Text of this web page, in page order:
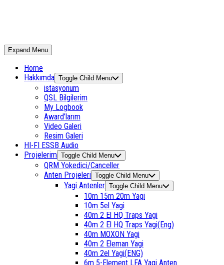
Expand Menu
Home
Hakkımda Toggle Child Menu
istasyonum
QSL Bilgilerim
My Logbook
Award’larım
Video Galeri
Resim Galeri
HI-FI ESSB Audio
Projelerim Toggle Child Menu
QRM Yokedici/Canceller
Anten Projeleri Toggle Child Menu
Yagi Antenler Toggle Child Menu
10m 15m 20m Yagi
10m 5el Yagi
40m 2 El HQ Traps Yagi
40m 2 El HQ Traps Yagi(Eng)
40m MOXON Yagi
40m 2 Eleman Yagi
40m 2el Yagi(ENG)
6m 5-Element LFA Yagi Anten